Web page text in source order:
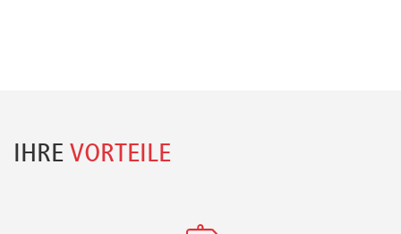
Preisvorteile
IHRE VORTEILE